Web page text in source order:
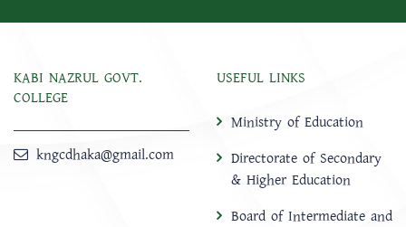
KABI NAZRUL GOVT.
COLLEGE
kngcdhaka@gmail.com
USEFUL LINKS
Ministry of Education
Directorate of Secondary
& Higher Education
Board of Intermediate and